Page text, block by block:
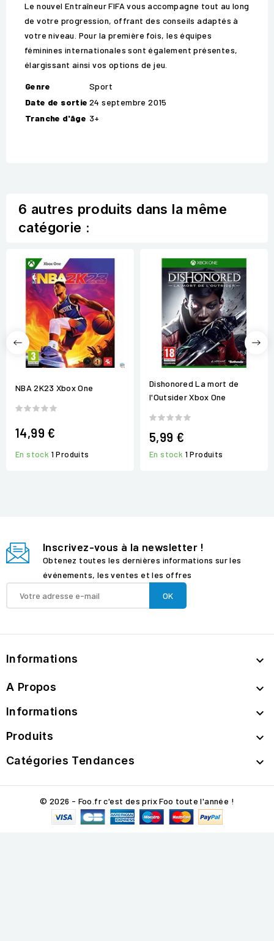
Le nouvel Entraîneur FIFA vous accompagne tout au long
de votre progression, offrant des conseils adaptés à
votre niveau. Pour la première fois, les équipes
féminines internationales sont également présentes,
élargissant ainsi vos options de jeu.
Genre
Sport
Date de sortie 24 septembre 2015
Tranche d'âge 3+
6 autres produits dans la même
catégorie :
NBA 2K23 Xbox One
14,99 €
En stock 1 Produits
Dishonored La mort de
l'Outsider Xbox One
5,99 €
En stock 1 Produits
Inscrivez-vous à la newsletter !
Obtenez toutes les dernières informations sur les
événements, les ventes et les offres
Informations 
A Propos 
Informations 
Produits 
Catégories Tendances 
© 2026 - Foo.fr c'est des prix Foo toute l'année !